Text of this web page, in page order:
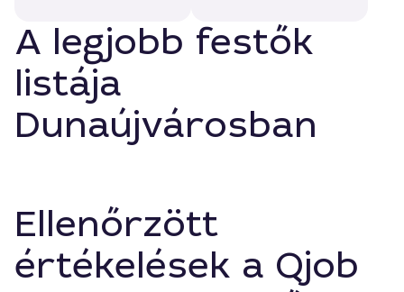
A legjobb festők
listája
Dunaújvárosban
Ellenőrzött
értékelések a Qjob